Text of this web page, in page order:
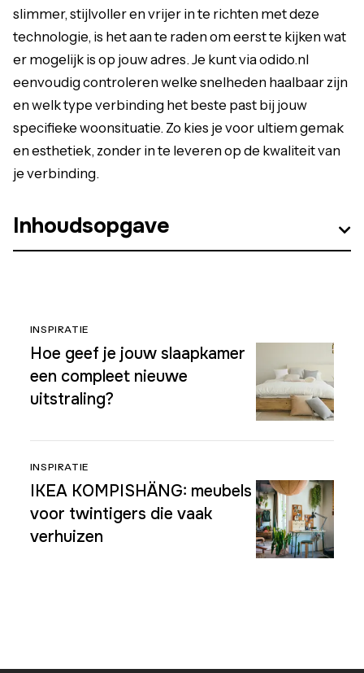
slimmer, stijlvoller en vrijer in te richten met deze
technologie, is het aan te raden om eerst te kijken wat
er mogelijk is op jouw adres. Je kunt via odido.nl
eenvoudig controleren welke snelheden haalbaar zijn
en welk type verbinding het beste past bij jouw
specifieke woonsituatie. Zo kies je voor ultiem gemak
en esthetiek, zonder in te leveren op de kwaliteit van
je verbinding.
Inhoudsopgave
INSPIRATIE
Hoe geef je jouw slaapkamer
een compleet nieuwe
uitstraling?
INSPIRATIE
IKEA KOMPISHÄNG: meubels
voor twintigers die vaak
verhuizen